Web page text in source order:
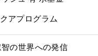
アプログラム
の世界への発信